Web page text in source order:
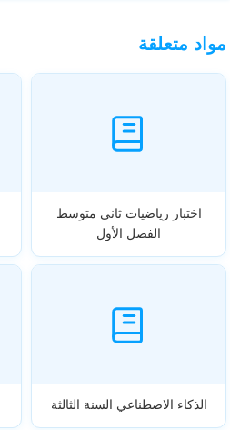
مواد متعلقة
اختبار رياضيات ثاني متوسط
الفصل الأول
الذكاء الاصطناعي السنة الثالثة